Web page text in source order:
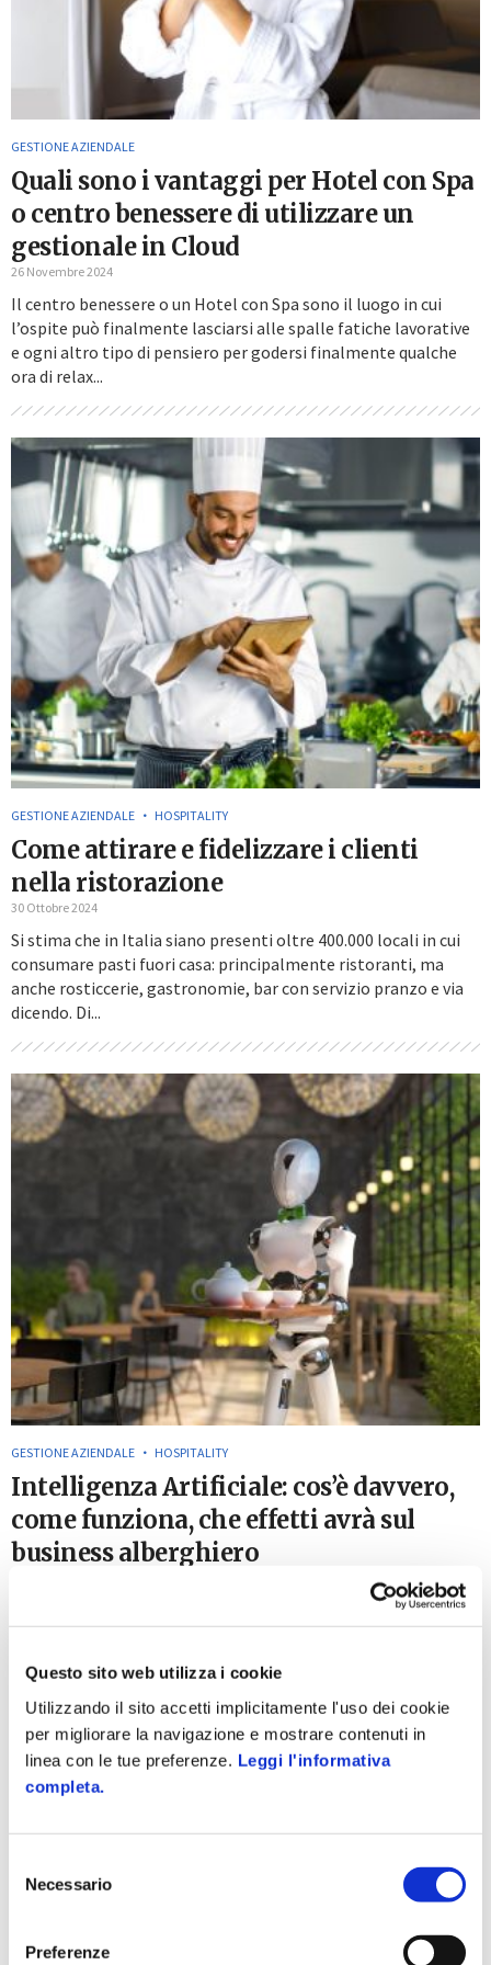
Questo sito web utilizza i cookie
Utilizzando il sito accetti implicitamente l'uso dei cookie
per migliorare la navigazione e mostrare contenuti in
linea con le tue preferenze. Leggi l'informativa
completa.
delNecessario
Preferenze
GESTIONE AZIENDALE
Quali sono i vantaggi per Hotel con Spa
o centro benessere di utilizzare un
gestionale in Cloud
26 Novembre 2024
Il centro benessere o un Hotel con Spa sono il luogo in cui
l’ospite può finalmente lasciarsi alle spalle fatiche lavorative
e ogni altro tipo di pensiero per godersi finalmente qualche
ora di relax...
GESTIONE AZIENDALE HOSPITALITY
Come attirare e fidelizzare i clienti
nella ristorazione
30 Ottobre 2024
Si stima che in Italia siano presenti oltre 400.000 locali in cui
consumare pasti fuori casa: principalmente ristoranti, ma
anche rosticcerie, gastronomie, bar con servizio pranzo e via
dicendo. Di...
GESTIONE AZIENDALE HOSPITALITY
Intelligenza Artificiale: cos’è davvero,
come funziona, che effetti avrà sul
business alberghiero
Negli ultimi anni, l’Intelligenza Artificiale (AI) è diventato uno
dei temi più discussi nel panorama tecnologico e commerciale.
che...